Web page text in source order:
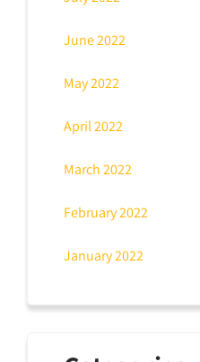
June 2022
May 2022
April 2022
March 2022
February 2022
January 2022